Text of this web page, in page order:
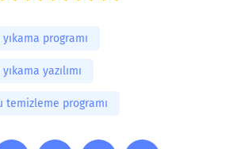
programı
yazılımı
temizleme programı